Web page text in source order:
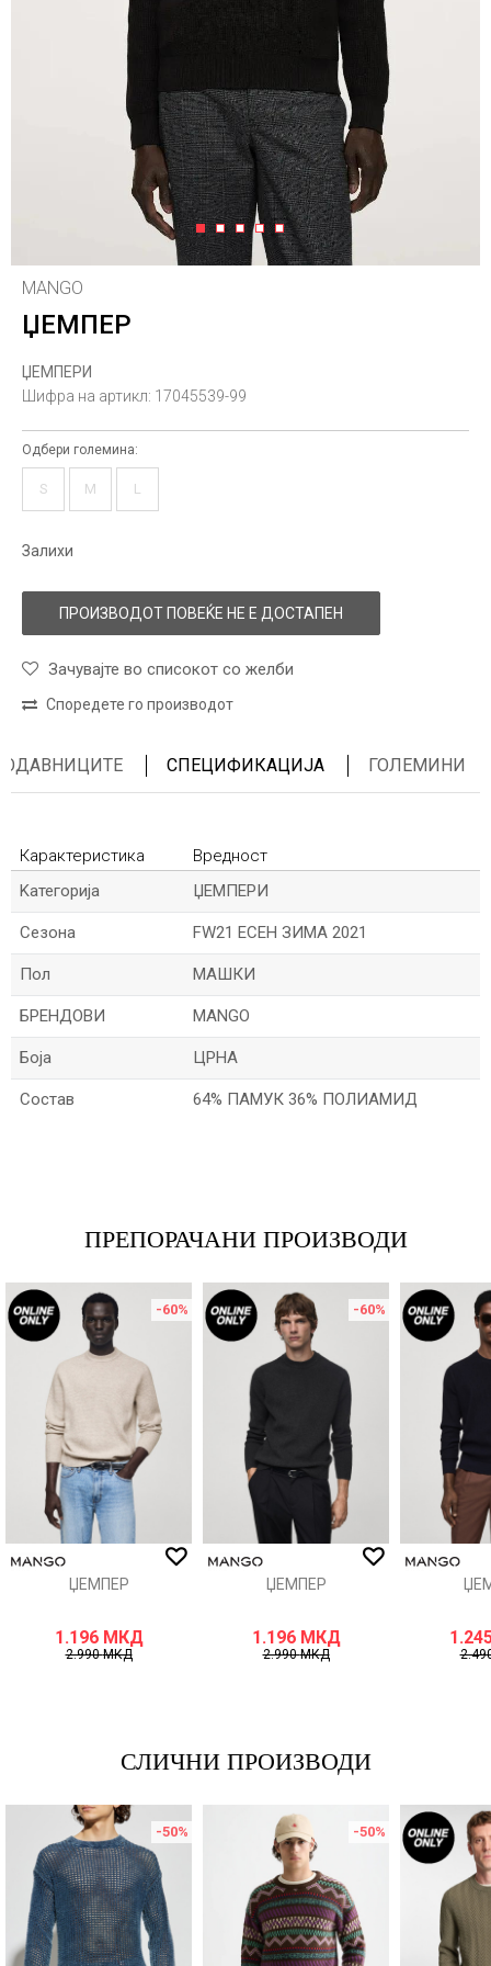
1 2 3 4 5
MANGO
ЏЕМПЕР
ЏЕМПЕРИ
Шифра на артикл: 17045539-99
Одбери големина:
S M L
Залихи
ПРОИЗВОДОТ ПОВЕЌЕ НЕ Е ДОСТАПЕН
Зачувајте во списокот со желби
Споредете го производот
СПЕЦИФИКАЦИЈА ГОЛЕМИНИ
Карактеристика
Вредност
Kатегорија
ЏЕМПЕРИ
Сезона FW21 ЕСЕН ЗИМА 2021
Пол МАШКИ
БРЕНДОВИ MANGO
Боја ЦРНА
Состав 64% ПАМУК 36% ПОЛИАМИД
ИСПРАТИ
ПРЕПОРАЧАНИ ПРОИЗВОДИ
-60%
ЏЕМПЕР
1.196 МКД
2.990МКД
-60%
ЏЕМПЕР
1.196 МКД
2.990МКД
СЛИЧНИ ПРОИЗВОДИ
-50% -50%